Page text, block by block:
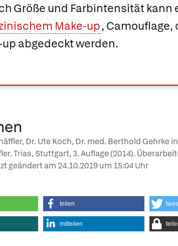
Größe und Farbintensität kann
Make-up,
up abgedeckt werden.
Dr. Ute Koch, Dr. med. Berthold Gehrke
Trias, Stuttgart, 3. Auflage (2014).
geändert am 24.10.2019um 15:04 Uhr
teilen
mitteilen